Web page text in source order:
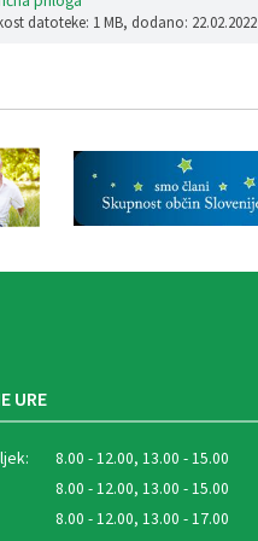
datoteke: 1 MB, dodano: 22.02.2022
URE
8.00 - 12.00, 13.00 - 15.00
8.00 - 12.00, 13.00 - 15.00
8.00 - 12.00, 13.00 - 17.00